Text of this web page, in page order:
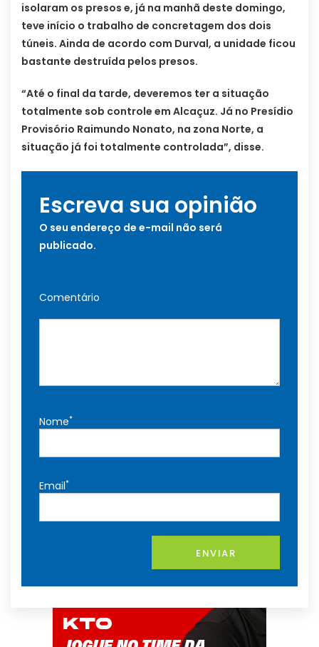
isolaram os presos e, já na manhã deste domingo,
teve início o trabalho de concretagem dos dois
túneis. Ainda de acordo com Durval, a unidade ficou
bastante destruída pelos presos.
“Até o final da tarde, deveremos ter a situação
totalmente sob controle em Alcaçuz. Já no Presídio
Provisório Raimundo Nonato, na zona Norte, a
situação já foi totalmente controlada”, disse.
Escreva sua opinião
O seu endereço de e-mail não será
publicado.
Comentário
Nome*
Email*
ENVIAR